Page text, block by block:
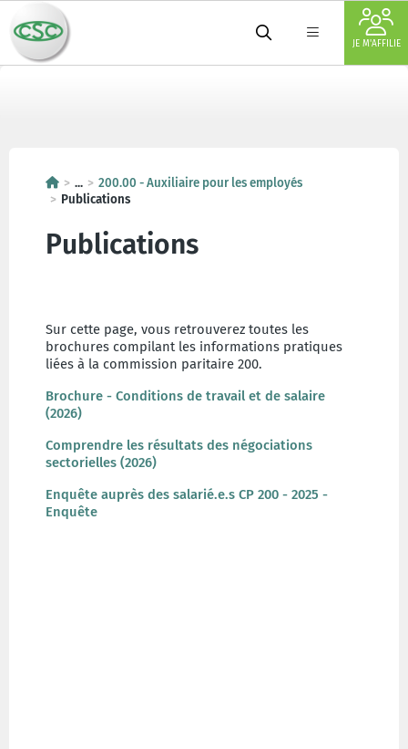
JE M'AFFILIE
...
200.00 - Auxiliaire pour les employés
Publications
Publications
Sur cette page, vous retrouverez toutes les
brochures compilant les informations pratiques
liées à la commission paritaire 200.
Brochure - Conditions de travail et de salaire
(2026)
Comprendre les résultats des négociations
sectorielles (2026)
Enquête auprès des salarié.e.s CP 200 - 2025 -
Enquête